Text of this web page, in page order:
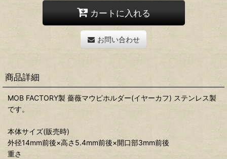
カートに入れる
お問い合わせ
商品詳細
MOB FACTORY製 薔薇マウピホルダー(イヤーカフ) ステンレス製
です。
本体サイズ(販売時)
外径14mm前後×高さ5.4mm前後×開口部3mm前後
重さ